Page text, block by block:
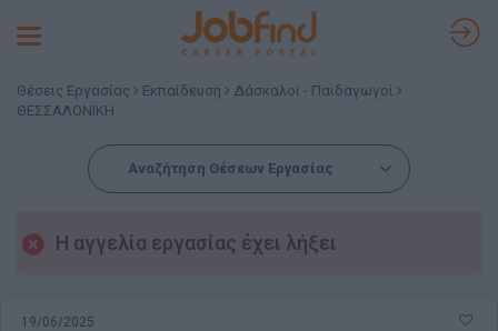
Toggle
Θέσεις Εργασίας Εκπαίδευση
Δάσκαλοι - Παιδαγωγοί
ΘΕΣΣΑΛΟΝΙΚΗ
Αναζήτηση Θέσεων Εργασίας
Η αγγελία εργασίας έχει λήξει
19/06/2025